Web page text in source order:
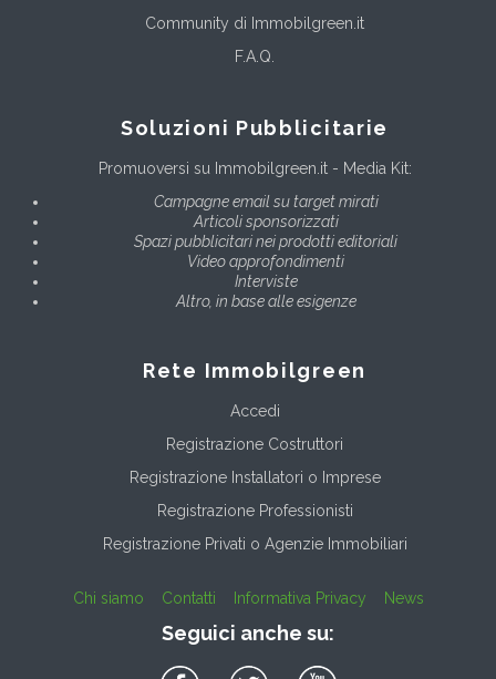
Community di Immobilgreen.it
F.A.Q.
Soluzioni Pubblicitarie
Promuoversi su Immobilgreen.it - Media Kit:
Campagne email su target mirati
Articoli sponsorizzati
Spazi pubblicitari nei prodotti editoriali
Video approfondimenti
Interviste
Altro, in base alle esigenze
Rete Immobilgreen
Accedi
Registrazione Costruttori
Registrazione Installatori o Imprese
Registrazione Professionisti
Registrazione Privati o Agenzie Immobiliari
Chi siamo Contatti Informativa Privacy News
Seguici anche su: